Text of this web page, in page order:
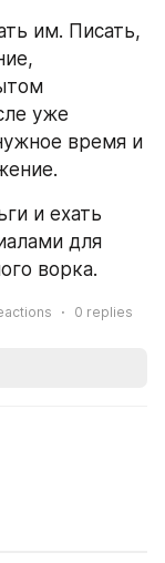
им. Писать,
уже
время и
и ехать
для
ворка.
0 replies